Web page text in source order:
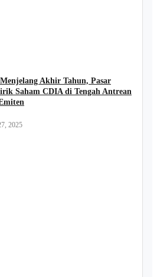
Akhir Tahun, Pasar
Saham CDIA di Tengah Antrean
2025